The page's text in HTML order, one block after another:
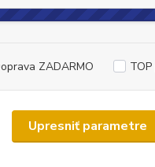
Upresniť parametre
ZADARMO